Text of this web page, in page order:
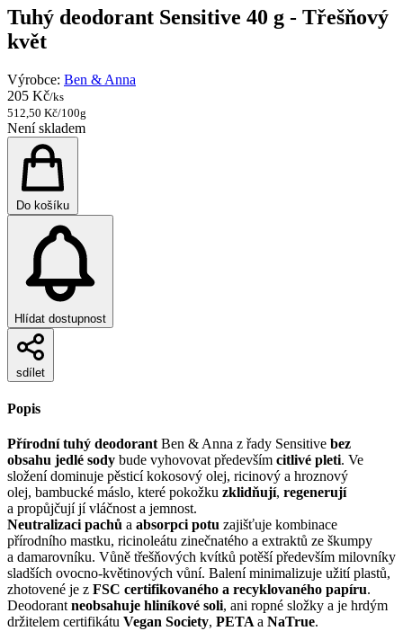
Tuhý deodorant Sensitive 40 g - Třešňový
květ
Výrobce: Ben & Anna
205 Kč/ks
512,50 Kč/100g
Není skladem
Do košíku
Hlídat dostupnost
sdílet
Popis
Přírodní tuhý deodorant Ben & Anna z řady Sensitive bez
obsahu jedlé sody bude vyhovovat především citlivé pleti. Ve
složení dominuje pěsticí kokosový olej, ricinový a hroznový
olej, bambucké máslo, které pokožku zklidňují, regenerují
a propůjčují jí vláčnost a jemnost.
Neutralizaci pachů a absorpci potu zajišťuje kombinace
přírodního mastku, ricinoleátu zinečnatého a extraktů ze škumpy
a damarovníku. Vůně třešňových kvítků potěší především milovníky
sladších ovocno-květinových vůní. Balení minimalizuje užití plastů,
zhotovené je z FSC certifikovaného a recyklovaného papíru.
Deodorant neobsahuje hliníkové soli, ani ropné složky a je hrdým
držitelem certifikátu Vegan Society, PETA a NaTrue.